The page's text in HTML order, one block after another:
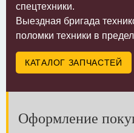
спецтехники.
Выездная бригада
поломки техники в
КАТАЛОГ ЗАПЧАСТЕЙ
Оформление